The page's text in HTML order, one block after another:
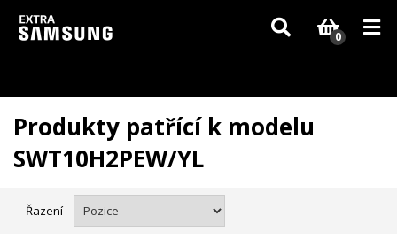
Vzhledem k aktuální situaci se může dodání dílů, které nejsou skladem,
zpozdit. Děkujeme za pochopení.
0
Produkty patřící k modelu
SWT10H2PEW/YL
Řazení